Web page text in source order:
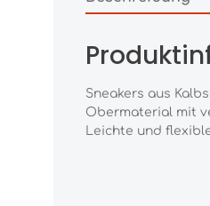
Sneakers aus
Obermaterial mit
Leichte und